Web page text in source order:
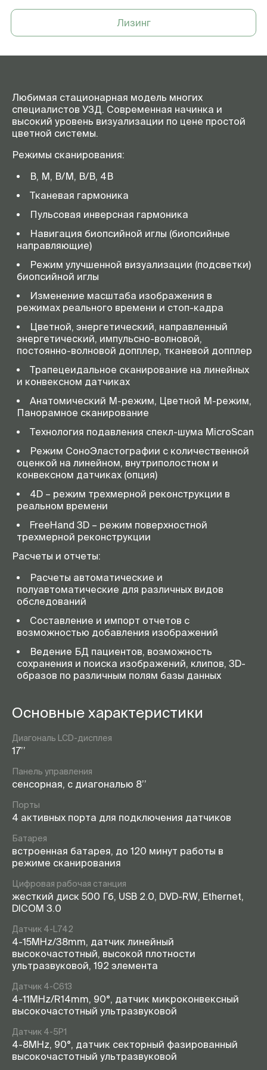
Питание
источник бесперебойного
питания с двойным
термовидеопринтер
Лизинг
Любимая стационарная модель многих
специалистов УЗД. Современная начинка и
высокий уровень визуализации по цене простой
цветной системы.
Режимы сканирования:
В, М, В/М, В/В, 4В
Тканевая гармоника
Пульсовая инверсная гармоника
Навигация биопсийной иглы (биопсийные
направляющие)
Режим улучшенной визуализации (подсветки)
биопсийной иглы
Изменение масштаба изображения в
режимах реального времени и стоп-кадра
Цветной, энергетический, направленный
энергетический, импульсно-волновой,
постоянно-волновой допплер, тканевой допплер
Трапецеидальное сканирование на линейных
и конвексном датчиках
Анатомический М-режим, Цветной М-режим,
Панорамное сканирование
Технология подавления спекл-шума MicroScan
Режим СоноЭластографии с количественной
оценкой на линейном, внутриполостном и
конвексном датчиках (опция)
4D – режим трехмерной реконструкции в
реальном времени
FreeHand 3D – режим поверхностной
трехмерной реконструкции
Расчеты и отчеты:
Расчеты автоматические и
полуавтоматические для различных видов
обследований
Составление и импорт отчетов с
возможностью добавления изображений
Ведение БД пациентов, возможность
сохранения и поиска изображений, клипов, 3D-
образов по различным полям базы данных
Основные характеристики
Диагональ LСD-дисплея
17’’
Панель управления
сенсорная, с диагональю 8’’
Порты
4 активных порта для подключения датчиков
Батарея
встроенная батарея, до 120 минут работы в
режиме сканирования
Цифровая рабочая станция
жесткий диск 500 Гб, USB 2.0, DVD-RW, Ethernet,
DICOM 3.0
Датчик 4-L742
4-15MHz/38mm, датчик линейный
высокочастотный, высокой плотности
ультразвуковой, 192 элемента
Датчик 4-С613
4-11MHz/R14mm, 90°, датчик микроконвексный
высокочастотный ультразвуковой
Датчик 4-5P1
4-8MHz, 90°, датчик секторный фазированный
высокочастотный ультразвуковой